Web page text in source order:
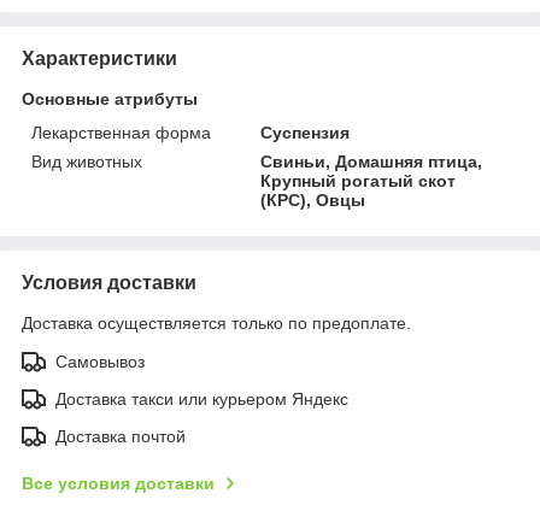
Характеристики
Основные атрибуты
Лекарственная форма
Суспензия
Вид животных
Свиньи, Домашняя птица,
Крупный рогатый скот
(КРС), Овцы
Условия доставки
Доставка осуществляется только по предоплате.
Самовывоз
Доставка такси или курьером Яндекс
Доставка почтой
Все условия доставки